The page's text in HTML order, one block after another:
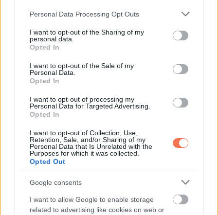
Please note that this website/app uses one or more Google
not limited to your visit or usage behaviour. You may click to
grant or deny consent to Google and its third-party tags to
use your data for below specified purposes in below Google
consent section.
Personal Data Processing Opt Outs
I want to opt-out of the Sharing of my
personal data.
Opted In
I want to opt-out of the Sale of my
Personal Data.
Opted In
I want to opt-out of processing my
Personal Data for Targeted Advertising.
Opted In
I want to opt-out of Collection, Use,
Retention, Sale, and/or Sharing of my
Personal Data that Is Unrelated with the
Purposes for which it was collected.
Opted Out
Google consents
I want to allow Google to enable storage
related to advertising like cookies on web or
Mára álomszép fiatal lány lett Sarka Kata
További bejegyzések